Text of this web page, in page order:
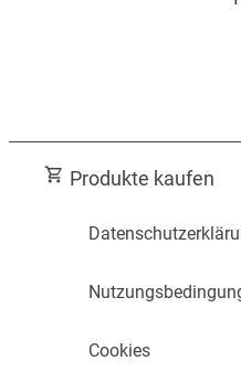
Entdecken Sie
Produkte kaufen
Cookies